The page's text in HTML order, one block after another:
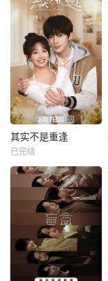
王天辰
烟火深处，岁月生
香。春光巷里，俯
拾皆是散落的暖
意。晓西天内，托
举生死千钧的别
离。 希望，在“喜
事”的缝隙里，悄然
发芽、生长。
其实不是重逢
黄圣依
一群怀揣各自“失
意”的年轻人，在沿
海小城南安相遇相
知，他们决心各展
所长创办旅行社。
他们以当地的特色
人文与美食为引，
其实不是重逢
已完结